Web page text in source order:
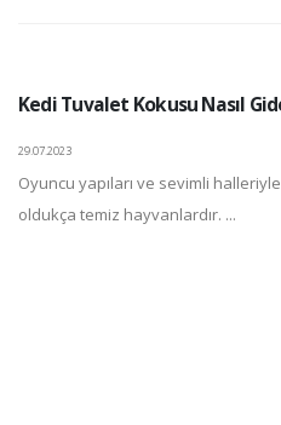
Kedi Tuvalet Kokusu Nasıl
29.07.2023
Oyuncu yapıları ve sevimli
oldukça temiz hayvanlardır. ...